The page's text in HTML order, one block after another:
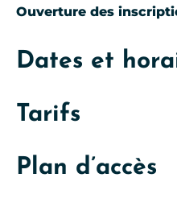
Ouverture des
Dates et
Tarifs
Plan d’accès